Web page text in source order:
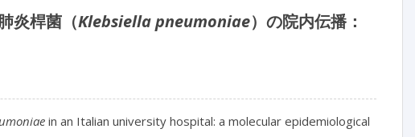
炎桿菌（Klebsiella pneumoniae）の院内伝播：
in an Italian university hospital: a molecular epidemiological